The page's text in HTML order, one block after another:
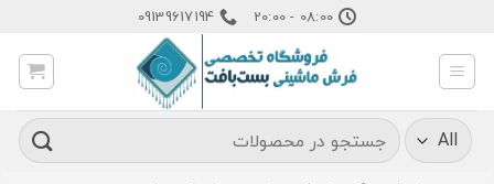
content
08:00 - 20:00
09139617194
جستجو
برای: